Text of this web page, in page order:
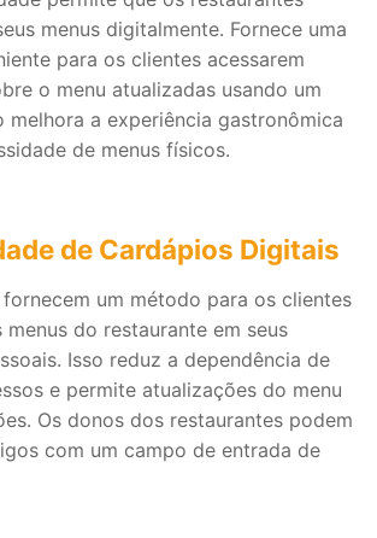
menus digitalmente. Fornece uma
para os clientes acessarem
o menu atualizadas usando um
melhora a experiência gastronômica
de menus físicos.
de Cardápios Digitais
fornecem um método para os clientes
menus do restaurante em seus
Isso reduz a dependência de
e permite atualizações do menu
Os donos dos restaurantes podem
com um campo de entrada de